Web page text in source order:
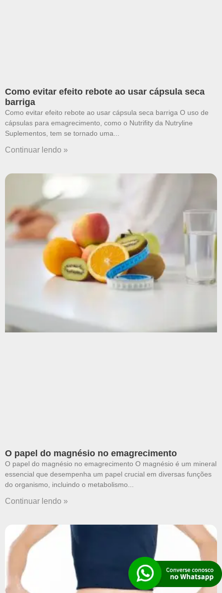
Como evitar efeito rebote ao usar cápsula seca
barriga
Como evitar efeito rebote ao usar cápsula seca barriga O uso de
cápsulas para emagrecimento, como o Nutrifity da Nutryline
Suplementos, tem se tornado uma
Continuar lendo »
O papel do magnésio no emagrecimento
O papel do magnésio no emagrecimento O magnésio é um mineral
essencial que desempenha um papel crucial em diversas funções
do organismo, incluindo o metabolismo
Continuar lendo »